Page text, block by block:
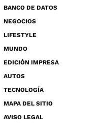
BANCO DE DATOS
NEGOCIOS
LIFESTYLE
MUNDO
EDICIÓN IMPRESA
AUTOS
TECNOLOGÍA
MAPA DEL SITIO
AVISO LEGAL